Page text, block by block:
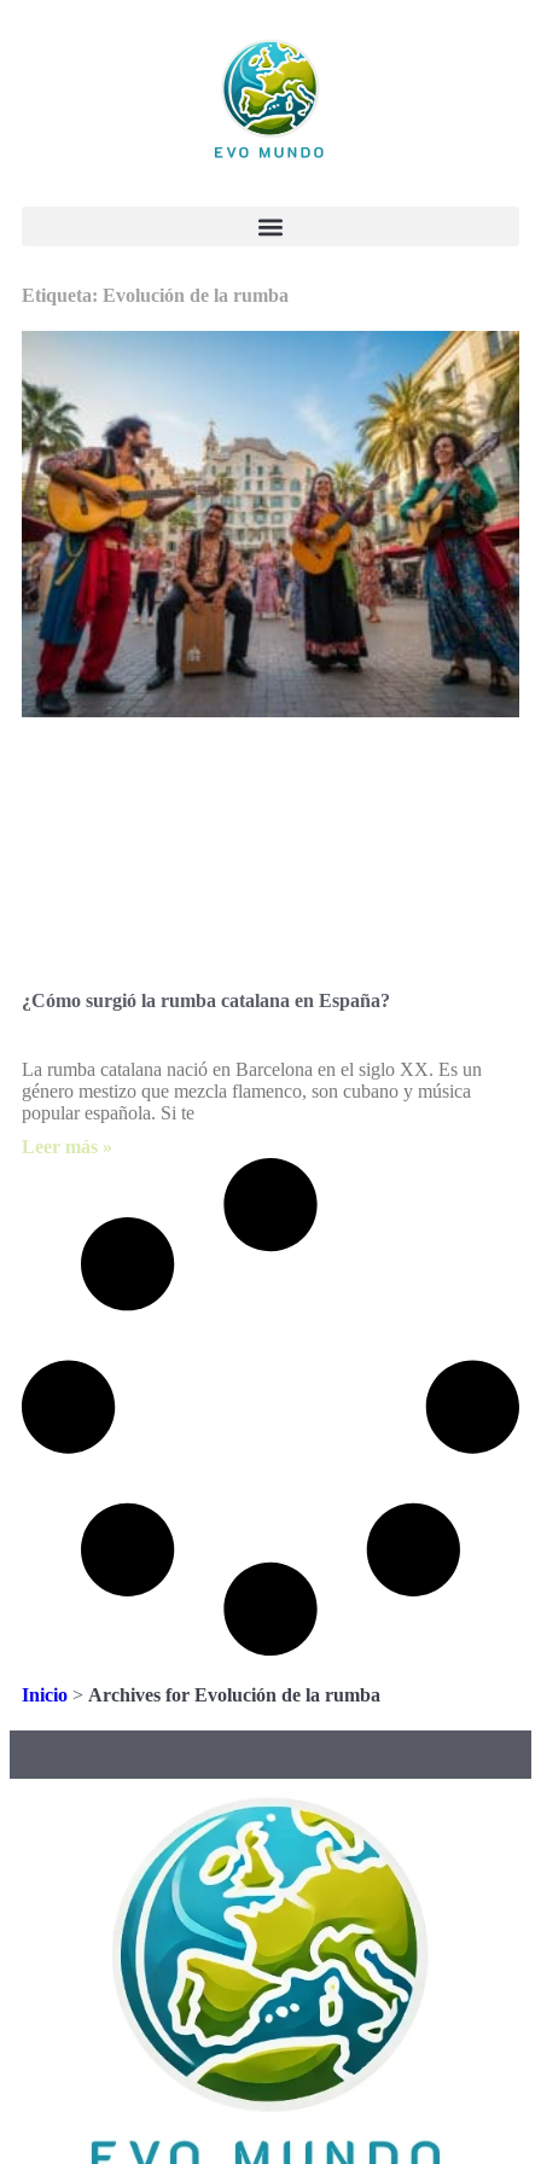
Etiqueta: Evolución de la rumba
¿Cómo surgió la rumba catalana en España?
La rumba catalana nació en Barcelona en el siglo XX. Es un
género mestizo que mezcla flamenco, son cubano y música
popular española. Si te
Leer más »
Inicio > Archives for Evolución de la rumba